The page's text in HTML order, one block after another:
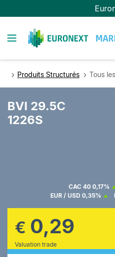
au
principal
Toggle navigation
Produits Structurés Tous
BVI 29.5C
1226S
CAC 40 0,17%
EUR / USD 0,35%
€ 0,29
Valuation trade